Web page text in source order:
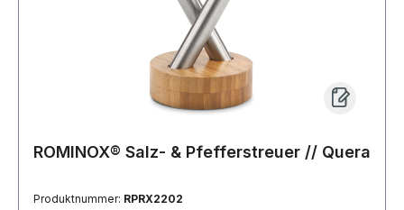
ROMINOX® Salz- & Pfefferstreuer // Quera
Produktnummer: RPRX2202